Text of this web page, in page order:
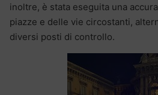
inoltre, è stata eseguita una
piazze e delle vie circostanti,
diversi posti di controllo.